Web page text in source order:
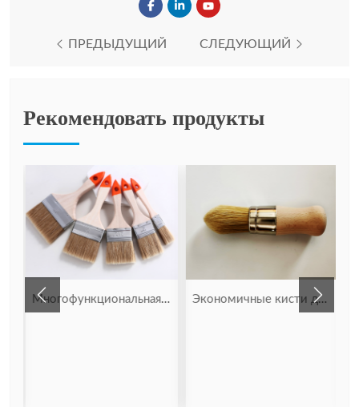
ПРЕДЫДУЩИЙ СЛЕДУЮЩИЙ
Рекомендовать продукты
Многофункциональная кисть для рисования из щетины Экономичные кисти для рисования мелом